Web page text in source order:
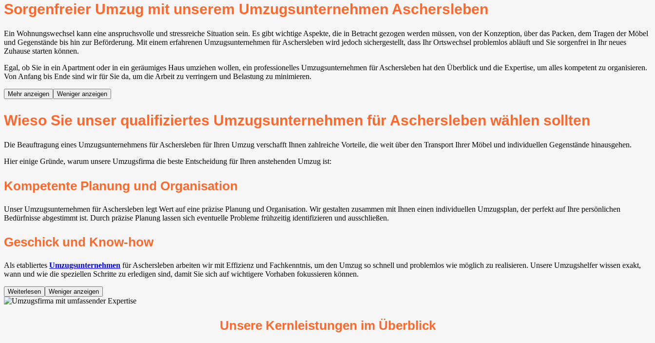
Sorgenfreier Umzug mit unserem Umzugsunternehmen Aschersleben
Ein Wohnungswechsel kann eine anspruchsvolle und stressreiche Situation sein. Es gibt wichtige Aspekte, die in Betracht gezogen werden müssen, von der Konzeption, über das Packen, dem Tragen der Möbel
und Gegenstände bis hin zur Beförderung. Mit einem erfahrenen Umzugsunternehmen für Aschersleben wird jedoch sichergestellt, dass Ihr Ortswechsel problemlos abläuft und Sie sorgenfrei in Ihr neues
Zuhause starten können.
Egal, ob Sie in ein Apartment oder in ein geräumiges Haus umziehen wollen, ein professionelles Umzugsunternehmen für Aschersleben hat den Überblick und die Expertise, um alles kompetent zu organisieren.
Von Anfang bis Ende sind wir für Sie da, um die Arbeit zu verringern und Belastung zu minimieren.
Mehr anzeigen Weniger anzeigen
Wieso Sie unser qualifiziertes Umzugsunternehmen für Aschersleben wählen sollten
Die Beauftragung eines Umzugsunternehmens für Aschersleben für Ihren Umzug verschafft Ihnen zahlreiche Vorteile, die weit über den Transport Ihrer Möbel und individuellen Gegenstände hinausgehen.
Hier einige Gründe, warum unsere Umzugsfirma die beste Entscheidung für Ihren anstehenden Umzug ist:
Kompetente Planung und Organisation
Unser Umzugsunternehmen für Aschersleben legt Wert auf eine präzise Planung und Organisation. Wir gestalten zusammen mit Ihnen einen individuellen Umzugsplan, der perfekt auf Ihre persönlichen
Bedürfnisse abgestimmt ist. Durch präzise Planung lassen sich eventuelle Probleme frühzeitig identifizieren und ausschließen.
Geschick und Know-how
Als etabliertes Umzugsunternehmen für Aschersleben arbeiten wir mit Effizienz und Fachkenntnis, um den Umzug so schnell und problemlos wie möglich zu realisieren. Unsere Umzugshelfer wissen exakt,
wann und wie die speziellen Schritte zu erledigen sind, damit Sie sich auf wichtigere Vorhaben fokussieren können.
Weiterlesen Weniger anzeigen
Unsere Kernleistungen im Überblick